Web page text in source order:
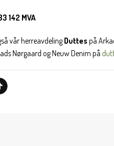
142 MVA
vår herreavdelingDuttes på
Nørgaard og Neuw Denim på